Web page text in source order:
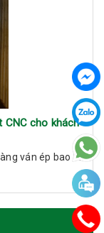
CNC cho khách
ván ép bao bì